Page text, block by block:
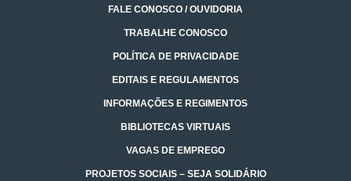
FALE CONOSCO / OUVIDORIA
TRABALHE CONOSCO
POLÍTICA DE PRIVACIDADE
EDITAIS E REGULAMENTOS
INFORMAÇÕES E REGIMENTOS
BIBLIOTECAS VIRTUAIS
VAGAS DE EMPREGO
PROJETOS SOCIAIS – SEJA SOLIDÁRIO